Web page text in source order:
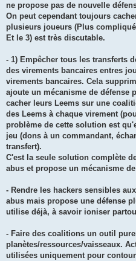
ne propose pas de nouvelle
On peut cependant toujours
plusieurs joueurs (Plus
Et le 3) est très discutable.
- 1) Empêcher tous les transferts
des virements bancaires entres
virements bancaires. Cela
ajoute un mécanisme de défense
cacher leurs Leems sur une
des Leems à chaque virement
problème de cette solution est
jeu (dons à un commandant,
transfert).
C'est la seule solution complète
abus et propose un mécanisme
- Rendre les hackers sensibles
abus mais propose une défense
utilise déjà, à savoir ioniser
- Faire des coalitions un outil
planètes/ressources/vaisseaux.
utilisées uniquement pour